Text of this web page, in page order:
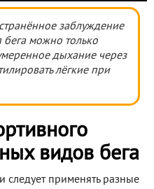
заблуждение
бега можно только
дыхание через
лёгкие при
видов бега
следует применять разные